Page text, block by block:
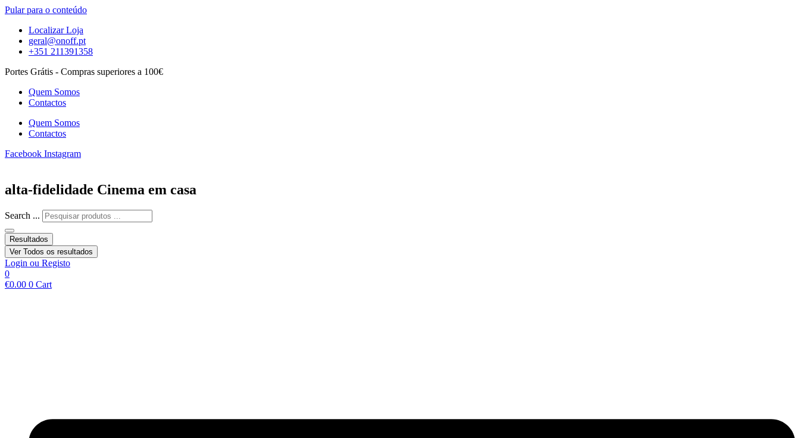
Pular para o conteúdo
Localizar Loja
geral@onoff.pt
+351 211391358
Portes Grátis - Compras superiores a 100€
Quem Somos
Contactos
Quem Somos
Contactos
Facebook Instagram
alta-fidelidade Cinema em casa
Search ...
Resultados
Ver Todos os resultados
Login ou Registo
0
€0.00 0 Cart